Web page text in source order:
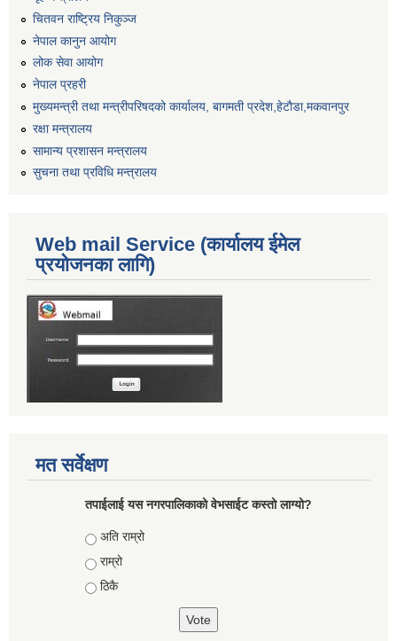
चितवन राष्ट्रिय निकुञ्ज
नेपाल कानुन आयोग
लोक सेवा आयोग
नेपाल प्रहरी
मुख्यमन्त्री तथा मन्त्रीपरिषदको कार्यालय, बागमती प्रदेश,हेटाैडा,मकवानपुर
रक्षा मन्त्रालय
सामान्य प्रशासन मन्त्रालय
सुचना तथा प्रविधि मन्त्रालय
Web mail Service (कार्यालय ईमेल
प्रयोजनका लागि)
मत सर्वेक्षण
तपाईलाई यस नगरपालिकाको वेभसाईट कस्तो लाग्यो?
Choices
अति राम्रो
राम्रो
ठिकै